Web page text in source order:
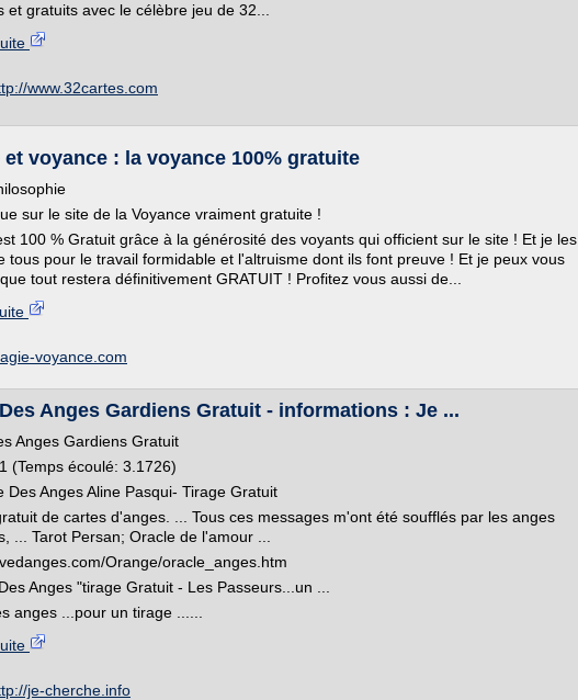
et gratuits avec le célèbre jeu de 32...
www.32cartes.com
et voyance : la voyance 100% gratuite
sur le site de la Voyance vraiment gratuite !
100 % Gratuit grâce à la générosité des voyants qui officient sur le site ! Et je les
tous pour le travail formidable et l'altruisme dont ils font preuve ! Et je peux vous
tout restera définitivement GRATUIT ! Profitez vous aussi de...
voyance.com
Anges Gardiens Gratuit - informations : Je ...
Anges Gardiens Gratuit
(Temps écoulé: 3.1726)
Des Anges Aline Pasqui- Tirage Gratuit
de cartes d'anges. ... Tous ces messages m'ont été soufflés par les anges
... Tarot Persan; Oracle de l'amour ...
Orange/oracle_anges.htm
Anges "tirage Gratuit - Les Passeurs...un ...
anges ...pour un tirage ......
je-cherche.info